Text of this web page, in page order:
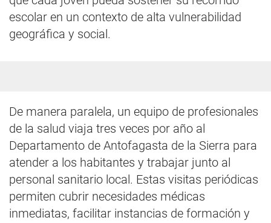
escolar en un contexto de alta vulnerabilidad
geográfica y social.
De manera paralela, un equipo de profesionales
de la salud viaja tres veces por año al
Departamento de Antofagasta de la Sierra para
atender a los habitantes y trabajar junto al
personal sanitario local. Estas visitas periódicas
permiten cubrir necesidades médicas
inmediatas, facilitar instancias de formación y